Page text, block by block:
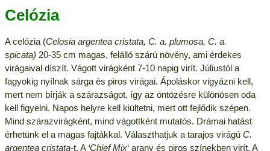
Celózia
A celózia (Celosia argentea cristata, C. a. plumosa, C. a.
spicata) 20-35 cm magas, felálló szárú növény, ami érdekes
virágaival díszít. Vágott virágként 7-10 napig virít. Júliustól a
fagyokig nyílnak sárga és piros virágai. Ápoláskor vigyázni kell,
mert nem bírják a szárazságot, így az öntözésre különösen oda
kell figyelni. Napos helyre kell kiültetni, mert ott fejlődik szépen.
Mind szárazvirágként, mind vágottként mutatós. Drámai hatást
érhetünk el a magas fajtákkal. Választhatjuk a tarajos virágúC.
argentea cristata-t. A ‘Chief Mix‘ arany és piros színekben virít. A